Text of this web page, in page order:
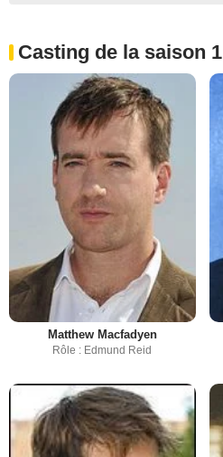
Casting de la saison 1
Matthew Macfadyen
Rôle : Edmund Reid